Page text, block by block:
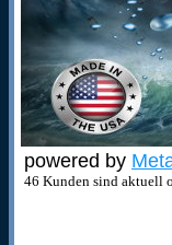
powered by
46 Kunden sind aktuell